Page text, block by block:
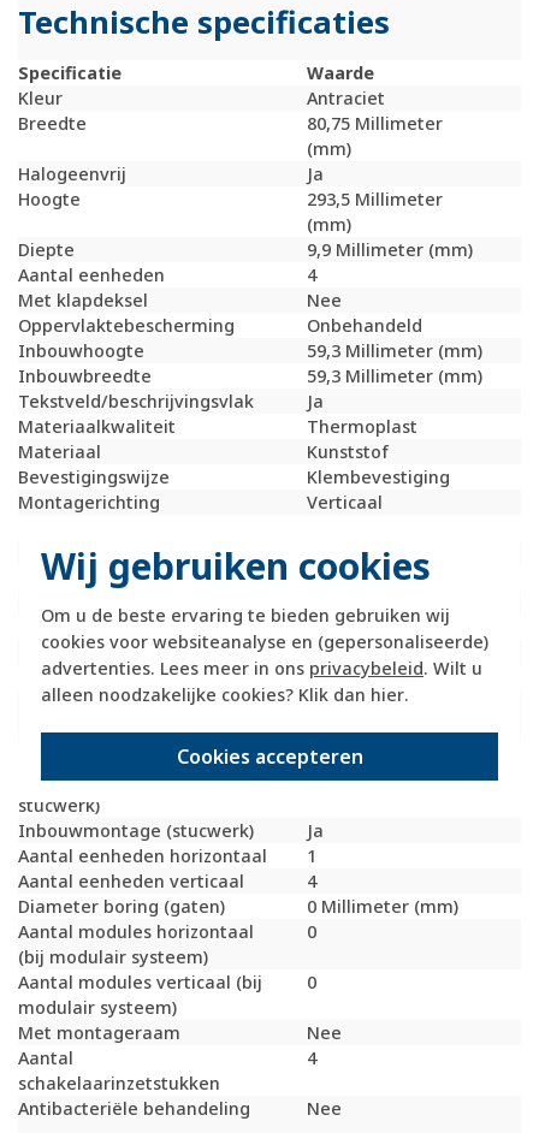
Wij gebruiken cookies
Om u de beste ervaring te bieden gebruiken wij
cookies voor websiteanalyse en (gepersonaliseerde)
advertenties. Lees meer in ons privacybeleid. Wilt u
alleen noodzakelijke cookies? Klik dan hier.
Cookies accepteren
Technische specificaties
Specificatie
Waarde
Kleur
Antraciet
Breedte
80,75 Millimeter
(mm)
Halogeenvrij
Ja
Hoogte
293,5 Millimeter
(mm)
Diepte
9,9 Millimeter (mm)
Aantal eenheden
4
Met klapdeksel
Nee
Oppervlaktebescherming
Onbehandeld
Inbouwhoogte
59,3 Millimeter (mm)
Inbouwbreedte
59,3 Millimeter (mm)
Tekstveld/beschrijvingsvlak
Ja
Materiaalkwaliteit
Thermoplast
Materiaal
Kunststof
Bevestigingswijze
Klembevestiging
Montagerichting
Verticaal
Slagvastheid
Beschermingsgraad (IP)
IP20
Geschikt voor vloerpot
Transparant
Nee
Uitvoering oppervlakte
Mat
Geschikt voor wandgoot
Ja
Geschikt voor
inbouwinstallatie (stucwerk)
Ja
inbouwinstallatie (geen
stucwerk)
Ja
Inbouwmontage (stucwerk)
Ja
Aantal eenheden horizontaal
1
Aantal eenheden verticaal
4
Diameter boring (gaten)
0 Millimeter (mm)
Aantal modules horizontaal
(bij modulair systeem)
0
Aantal modules verticaal (bij
modulair systeem)
0
Met montageraam
Nee
Aantal
schakelaarinzetstukken
4
Antibacteriële behandeling Nee